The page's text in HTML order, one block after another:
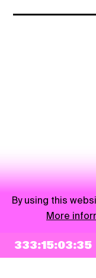
333:15:03:35
By using this
More